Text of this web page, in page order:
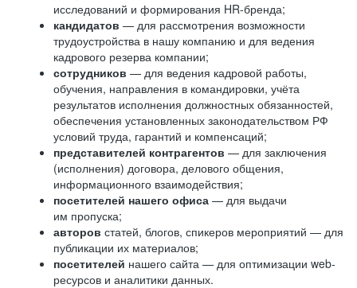
исследований и формирования HR-бренда;
кандидатов — для рассмотрения возможности
трудоустройства в нашу компанию и для ведения
кадрового резерва компании;
сотрудников — для ведения кадровой работы,
обучения, направления в командировки, учёта
результатов исполнения должностных обязанностей,
обеспечения установленных законодательством РФ
условий труда, гарантий и компенсаций;
представителей контрагентов — для заключения
(исполнения) договора, делового общения,
информационного взаимодействия;
посетителей нашего офиса — для выдачи
им пропуска;
авторов статей, блогов, спикеров мероприятий — для
публикации их материалов;
посетителей нашего сайта — для оптимизации web-
ресурсов и аналитики данных.